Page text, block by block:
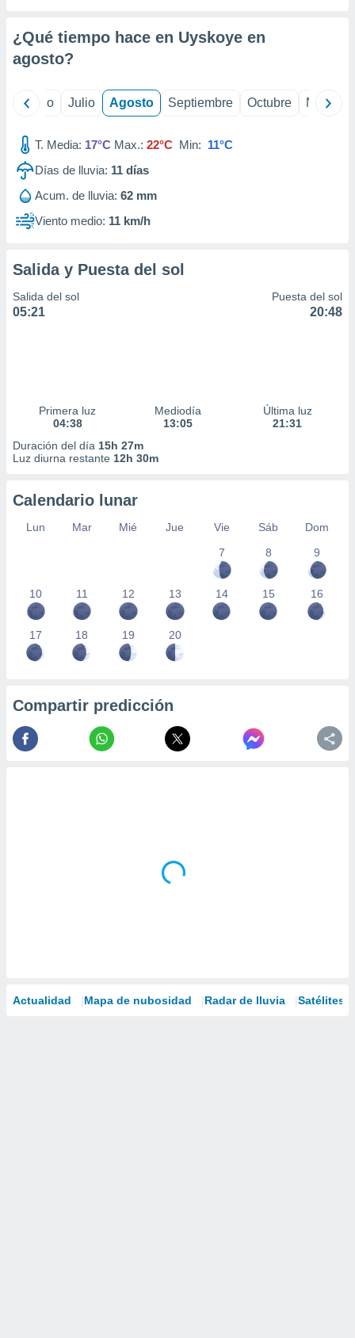
e
de
¿Qué tiempo hace en Uyskoye en
agosto?
Junio Julio Agosto Septiembre Octubre
T. Media: 17°C Max.: 22°C Min: 11°C
Días de lluvia: 11 días
Acum. de lluvia: 62 mm
Viento medio: 11 km/h
Salida y Puesta del sol
Salida del sol
05:21
Puesta del sol
20:48
Primera luz
04:38
Mediodía
13:05
Última luz
21:31
Duración del día 15h 27m
Luz diurna restante 12h 30m
Calendario lunar
Lun Mar Mié Jue Vie Sáb
Dom
7
8 9
10 11 12 13 14 15 16
17 18 19 20
Compartir predicción
Actualidad Mapa de nubosidad Radar de lluvia Satélites